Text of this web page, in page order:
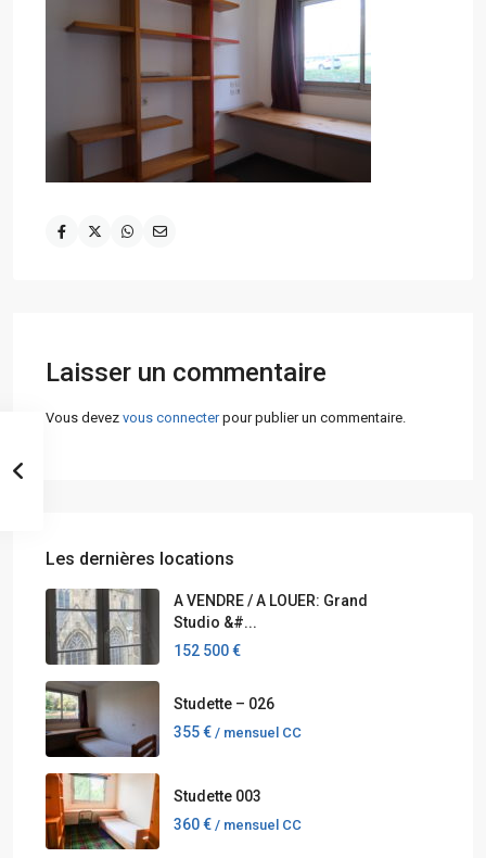
Laisser un commentaire
Vous devez vous connecterpour publier un commentaire.
Les dernières locations
A VENDRE / A LOUER: Grand
Studio &#...
152 500 €
Studette – 026
355 € / mensuel CC
Studette 003
360 € / mensuel CC